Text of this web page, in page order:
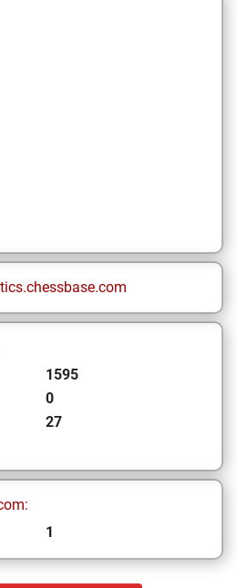
1595
0
27
1